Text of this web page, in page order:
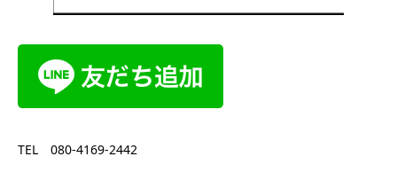
TEL 080-4169-2442